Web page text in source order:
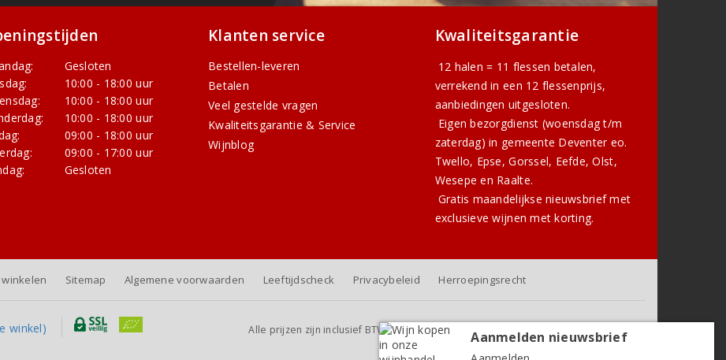
Gesloten
10:00 - 18:00 uur
10:00 - 18:00 uur
10:00 - 18:00 uur
09:00 - 18:00 uur
09:00 - 17:00 uur
Gesloten
Klanten service
Bestellen-leveren
Betalen
Veel gestelde vragen
Kwaliteitsgarantie & Service
Wijnblog
Kwaliteitsgarantie
12 halen = 11 flessen betalen,
verrekend in een 12 flessenprijs,
aanbiedingen uitgesloten.
Eigen bezorgdienst (woensdag t/m
zaterdag) in gemeente Deventer eo.
Twello, Epse, Gorssel, Eefde, Olst,
Wesepe en Raalte.
Gratis maandelijkse nieuwsbriefmet
exclusieve wijnen met korting.
Sitemap Algemene voorwaarden Leeftijdscheck Privacybeleid Herroepingsrecht
Alle prijzen zijn inclusief BTW, exclusief eventuele verzendkosten (voor orders tot 6
flessen)
Aanmelden nieuwsbrief